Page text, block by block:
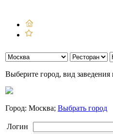
Выберите город, вид
Город: Москва; Выбрать город
Логин